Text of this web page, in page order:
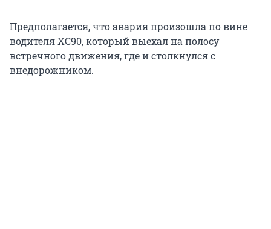
Предполагается, что авария произошла по вине
водителя XC90, который выехал на полосу
встречного движения, где и столкнулся с
внедорожником.